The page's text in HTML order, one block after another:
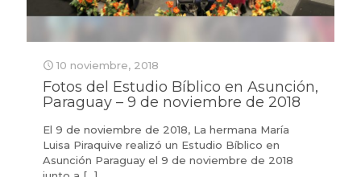
10 noviembre, 2018
Fotos del Estudio Bíblico en Asunción,
Paraguay – 9 de noviembre de 2018
El 9 de noviembre de 2018, La hermana María
Luisa Piraquive realizó un Estudio Bíblico en
Asunción Paraguay el 9 de noviembre de 2018